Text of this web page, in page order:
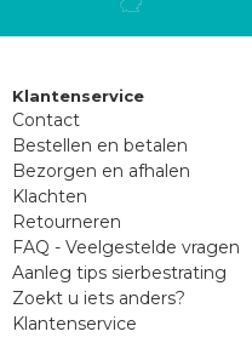
Klantenservice
Contact
Bestellen en betalen
Bezorgen en afhalen
Klachten
Retourneren
FAQ - Veelgestelde vragen
Aanleg tips sierbestrating
Zoekt u iets anders?
Klantenservice